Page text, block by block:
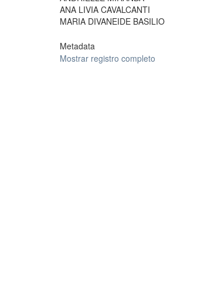
ANA LIVIA CAVALCANTI
MARIA DIVANEIDE BASILIO
Metadata
Mostrar registro completo